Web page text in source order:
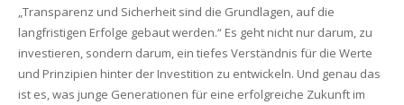
„Transparenz und Sicherheit sind die Grundlagen, auf die
langfristigen Erfolge gebaut werden.“ Es geht nicht nur darum, zu
investieren, sondern darum, ein tiefes Verständnis für die Werte
und Prinzipien hinter der Investition zu entwickeln. Und genau das
ist es, was junge Generationen für eine erfolgreiche Zukunft im